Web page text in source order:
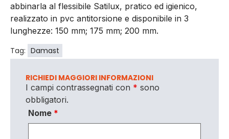
abbinarla al flessibile Satilux, pratico ed igienico,
realizzato in pvc antitorsione e disponibile in 3
lunghezze: 150 mm; 175 mm; 200 mm.
Tag: Damast
RICHIEDI MAGGIORI INFORMAZIONI
I campi contrassegnati con * sono
obbligatori.
Nome *